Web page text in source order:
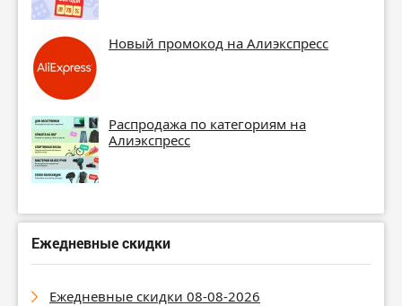
Новый промокод на Алиэкспресс
Распродажа по категориям на
Алиэкспресс
Ежедневные скидки
Ежедневные скидки 08-08-2026